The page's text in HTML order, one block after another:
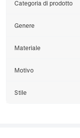
Categoria di prodotto
Genere
Materiale
Motivo
Stile